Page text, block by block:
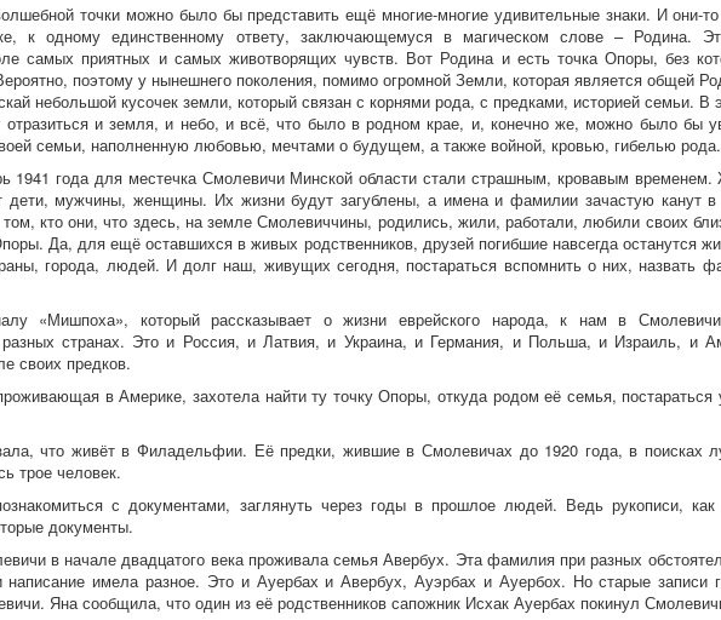
точки можно было бы представить ещё многие-многие удивительные знаки. И они-
к одному единственному ответу, заключающемуся в магическом слове – Родина.
самых приятных и самых животворящих чувств. Вот Родина и есть точка Опоры, без
поэтому у нынешнего поколения, помимо огромной Земли, которая является общей
небольшой кусочек земли, который связан с корнями рода, с предками, историей семьи. В
отразиться и земля, и небо, и всё, что было в родном крае, и, конечно же, можно было бы
семьи, наполненную любовью, мечтами о будущем, а также войной, кровью, гибелью рода.
1941 года для местечка Смолевичи Минской области стали страшным, кровавым
дети, мужчины, женщины. Их жизни будут загублены, а имена и фамилии зачастую канут в
кто они, что здесь, на земле Смолевиччины, родились, жили, работали, любили своих
Да, для ещё оставшихся в живых родственников, друзей погибшие навсегда останутся
города, людей. И долг наш, живущих сегодня, постараться вспомнить о них, назвать
«Мишпоха», который рассказывает о жизни еврейского народа, к нам в
странах. Это и Россия, и Латвия, и Украина, и Германия, и Польша, и Израиль, и
своих предков.
в Америке, захотела найти ту точку Опоры, откуда родом её семья, постараться
что живёт в Филадельфии. Её предки, жившие в Смолевичах до 1920 года, в поисках
трое человек.
с документами, заглянуть через годы в прошлое людей. Ведь рукописи,
документы.
в начале двадцатого века проживала семья Авербух. Эта фамилия при разных
написание имела разное. Это и Ауербах и Авербух, Ауэрбах и Ауербох. Но старые записи
Яна сообщила, что один из её родственников сапожник Исхак Ауербах покинул